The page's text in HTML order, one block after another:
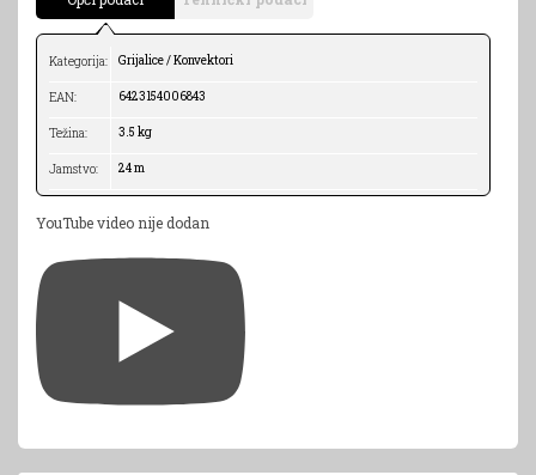
Kategorija: Grijalice / Konvektori
EAN: 6423154006843
Težina: 3.5 kg
Jamstvo: 24 m
YouTube video nije dodan